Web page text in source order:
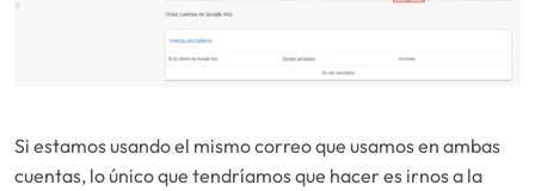
Si estamos usando el mismo correo que usamos en ambas
cuentas, lo único que tendríamos que hacer es irnos a la